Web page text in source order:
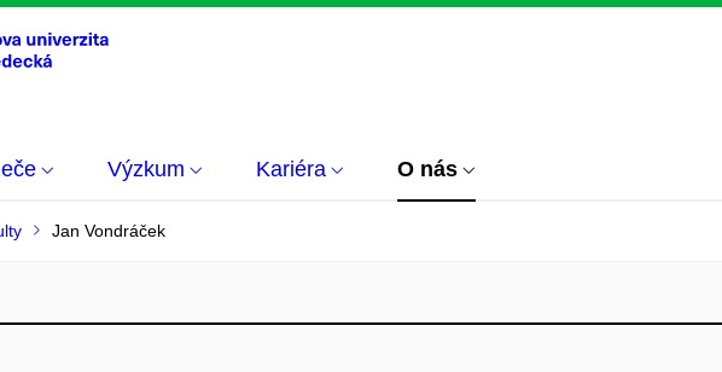
Výzkum Kariéra O nás
Jan Vondráček